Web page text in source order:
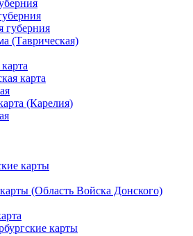
губерния
(Таврическая)
карта
(Карелия)
карты
(Область Войска Донского)
карты